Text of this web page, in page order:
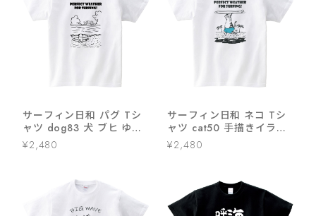
サーフィン日和 パグ Tシ
ャツ dog83 犬 ブヒ ゆる
い 手描きイラスト パグ 犬
好き 犬服
¥2,480
サーフィン日和 ネコ Tシ
ャツ cat50 手描きイラス
ト 猫服 ゆるキャラ ねこ柄
猫柄
¥2,480